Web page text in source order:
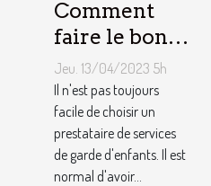
Comment
faire le bon
choix entre
une crèche et
une
assistante
maternelle ?
Jeu. 13/04/2023 5h
Il n'est pas toujours
facile de choisir un
prestataire de services
de garde d'enfants. Il est
normal d'avoir...